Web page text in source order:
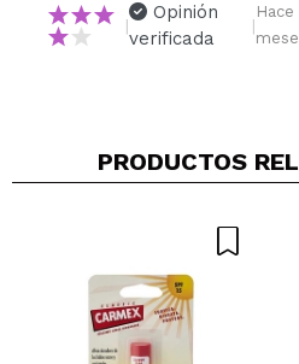
|
Opinión
verificada
|
Hace
PRODUCTOS